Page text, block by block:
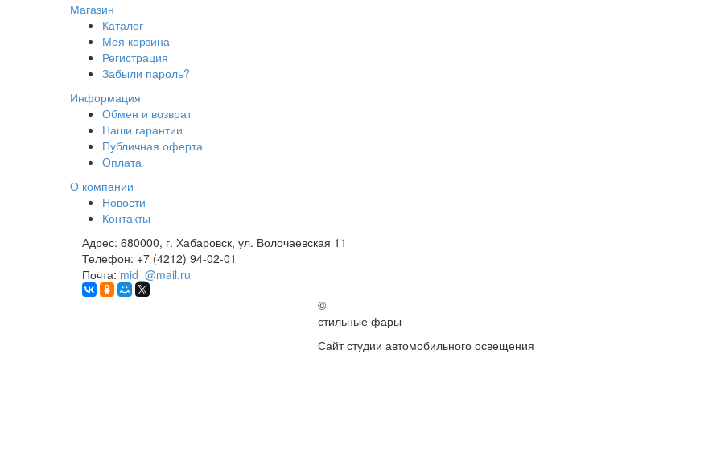
Магазин
Каталог
Моя корзина
Регистрация
Забыли пароль?
Информация
Обмен и возврат
Наши гарантии
Публичная оферта
Оплата
О компании
Новости
Контакты
Адрес: 680000, г. Хабаровск, ул. Волочаевская 11
Телефон: +7 (4212) 94-02-01
Почта: mid_@mail.ru
©
стильные фары
Сайт студии автомобильного освещения